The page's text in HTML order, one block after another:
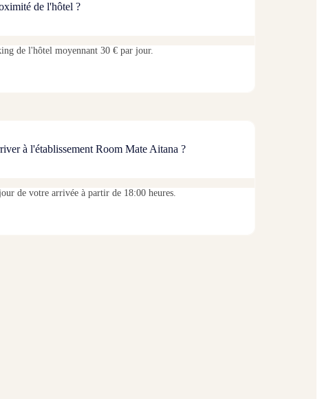
de l'hôtel ?
de l'hôtel moyennant 30 € par jour.
à l'établissement Room Mate Aitana ?
de votre arrivée à partir de 18:00 heures.